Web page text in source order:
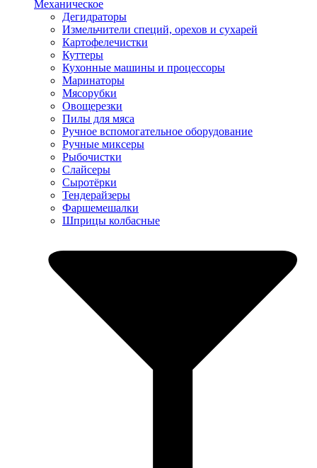
Механическое
Дегидраторы
Измельчители специй, орехов и сухарей
Картофелечистки
Куттеры
Кухонные машины и процессоры
Маринаторы
Мясорубки
Овощерезки
Пилы для мяса
Ручное вспомогательное оборудование
Ручные миксеры
Рыбочистки
Слайсеры
Сыротёрки
Тендерайзеры
Фаршемешалки
Шприцы колбасные